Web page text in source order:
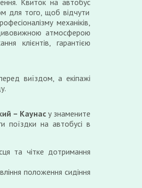
Квиток на автобус
для того, щоб відчути
механіків,
атмосферою
клієнтів, гарантією
виїздом, а екіпажі
– Каунасу знамените
поїздки на автобусі в
та чітке дотримання
положення сидіння